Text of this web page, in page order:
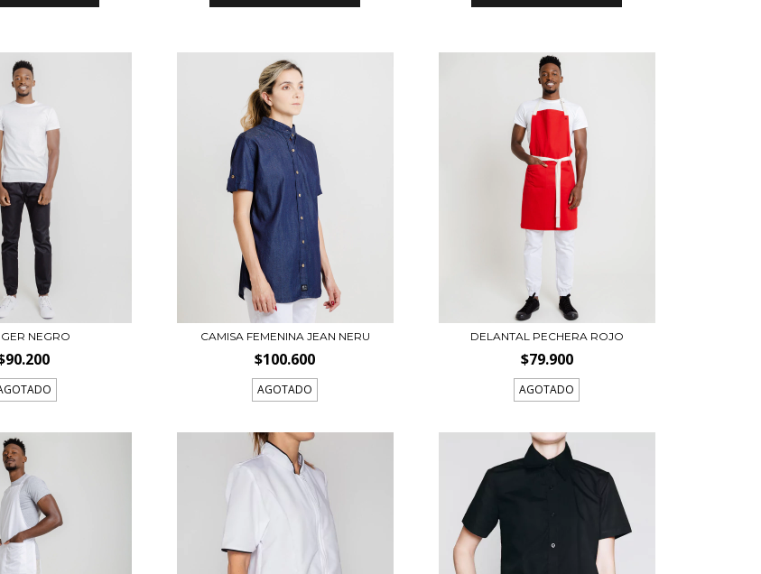
NEGRO CAMISA FEMENINA JEAN NERU
$100.600
AGOTADO
DELANTAL PECHERA ROJO
$79.900
AGOTADO